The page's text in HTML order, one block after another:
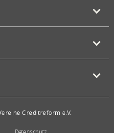
Creditreform e.V.